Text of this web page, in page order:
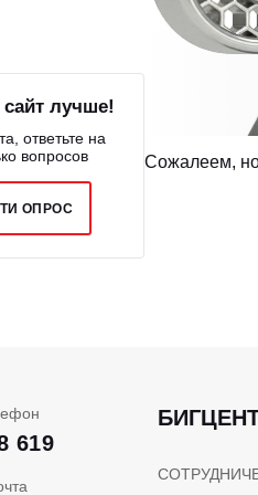
лучше!
ответьте на
вопросов
ОПРОС
Сожалеем,
619